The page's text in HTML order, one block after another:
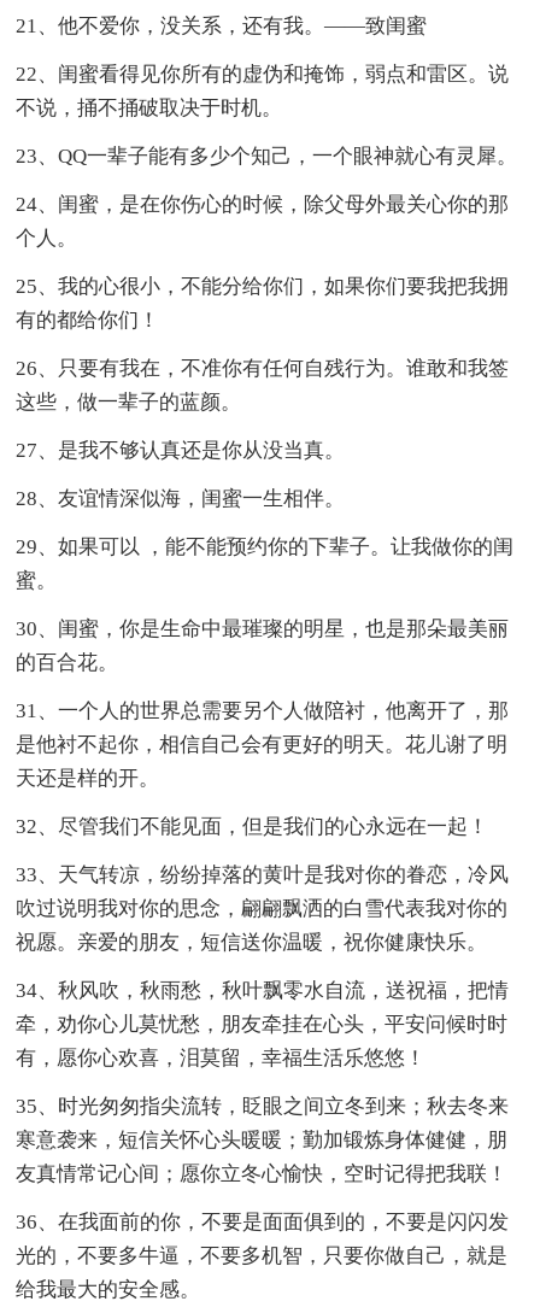
21、他不爱你，没关系，还有我。——致闺蜜
22、闺蜜看得见你所有的虚伪和掩饰，弱点和雷区。说
不说，捅不捅破取决于时机。
23、QQ一辈子能有多少个知己，一个眼神就心有灵犀。
24、闺蜜，是在你伤心的时候，除父母外最关心你的那
个人。
25、我的心很小，不能分给你们，如果你们要我把我拥
有的都给你们！
26、只要有我在，不准你有任何自残行为。谁敢和我签
这些，做一辈子的蓝颜。
27、是我不够认真还是你从没当真。
28、友谊情深似海，闺蜜一生相伴。
29、如果可以 ，能不能预约你的下辈子。让我做你的闺
蜜。
30、闺蜜，你是生命中最璀璨的明星，也是那朵最美丽
的百合花。
31、一个人的世界总需要另个人做陪衬，他离开了，那
是他衬不起你，相信自己会有更好的明天。花儿谢了明
天还是样的开。
32、尽管我们不能见面，但是我们的心永远在一起！
33、天气转凉，纷纷掉落的黄叶是我对你的眷恋，冷风
吹过说明我对你的思念，翩翩飘洒的白雪代表我对你的
祝愿。亲爱的朋友，短信送你温暖，祝你健康快乐。
34、秋风吹，秋雨愁，秋叶飘零水自流，送祝福，把情
牵，劝你心儿莫忧愁，朋友牵挂在心头，平安问候时时
有，愿你心欢喜，泪莫留，幸福生活乐悠悠！
35、时光匆匆指尖流转，眨眼之间立冬到来；秋去冬来
寒意袭来，短信关怀心头暖暖；勤加锻炼身体健健，朋
友真情常记心间；愿你立冬心愉快，空时记得把我联！
36、在我面前的你，不要是面面俱到的，不要是闪闪发
光的，不要多牛逼，不要多机智，只要你做自己，就是
给我最大的安全感。